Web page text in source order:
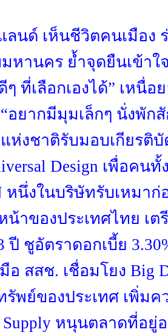
ลนด์ เห็นชีวิตคนเมือง
มหานคร ย้ำจุดยืนเข้าใ
ๆ ที่เลือกเองได้” เหนื่
อยากมีมุมเล็กๆ นั่งพัก
แห่งชาติรับมอบเกียรติ
Design เพื่อคนทั้
หนึ่งในบริษัทรับเหมาก่
น้าของประเทศไทย เ
ปี ชูอัตราดอกเบี้ย
อ สสช. เชื่อมโยง Big
รัพย์ของประเทศ เพิ่ม
Supply หนุนตลาดที่อยู่